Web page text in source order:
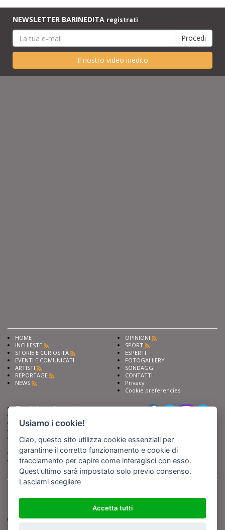
NEWSLETTER BARINEDITA registrati
Il nostro video inedito
HOME
INCHIESTE
STORIE E CURIOSITÀ
EVENTI E COMUNICATI
ARTISTI
REPORTAGE
NEWS
OPINIONI
SPORT
ESPERTI
FOTOGALLERY
SONDAGGI
CONTATTI
Privacy
Cookie preferencies
Chiedi ai nostri esperti
Fai pubblicità con noi
Iscriviti al nostro corso di
giornalismo
Compra i nostri libri
Entra in Barinedita Map
Copyright BARIREPORT s.a.s. All rights reserved - Tutte le fotografie recanti il
logo di Barinedita sono state commissionate da BARIREPORT s.a.s. che ne
detiene i Diritti d'Autore e sono state prodotte nell'anno 2012 e seguenti
(tranne che non vi sia uno specifico anno di scatto riportato)
Usiamo i cookie!
Ciao, questo sito utilizza cookie essenziali per
garantirne il corretto funzionamento e cookie di
tracciamento per capire come interagisci con esso.
Quest'ultimo sarà impostato solo previo consenso.
Lasciami scegliere
Accetta tutti